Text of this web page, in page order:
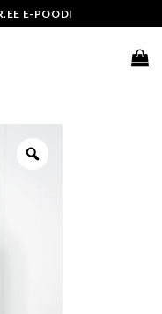
E-POODI